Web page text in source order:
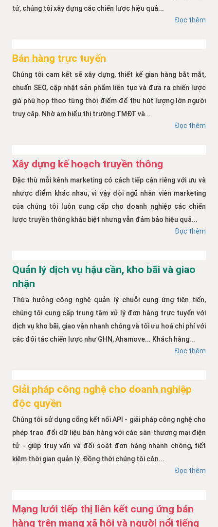
tử, chúng tôi xây dựng các chiến lược hiệu quả...
Đọc thêm
Bán hàng trực tuyến
Chúng tôi cam kết sẽ xây dựng, thiết kế gian hàng bắt mắt,
chuẩn SEO, cập nhật sản phẩm liên tục và đưa ra chiến lược
giá phù hợp theo từng thời điểm để thu hút lượng lớn người
truy cập. Nhờ am hiểu thị trường TMĐT và...
Đọc thêm
Xây dựng kế hoạch truyền thông
Đặc thù mỗi kênh marketing có cách tiếp cận riêng với ưu và
nhược điểm khác nhau, vì vậy đội ngũ nhân viên marketing
của chúng tôi luôn cung cấp cho doanh nghiệp các chiến
lược truyền thông khác biệt nhưng vẫn đảm bảo hiệu quả...
Đọc thêm
Quản lý dịch vụ hậu cần, kho bãi và giao
nhận
Thừa hưởng công nghệ quản lý chuỗi cung ứng tiên tiến,
chúng tôi cung cấp trung tâm xử lý đơn hàng trực tuyến với
dịch vụ kho bãi, giao vận nhanh chóng và tối ưu hoá chi phí với
các đối tác chiến lược như GHN, Ahamove... Khách hàng...
Đọc thêm
Giải pháp công nghệ cho doanh nghiệp
độc quyền
Chúng tôi sử dụng cổng kết nối API - giải pháp công nghệ cho
phép trao đổi dữ liệu bán hàng với các sàn thương mại điện
tử - giúp truy vấn và đối soát đơn hàng nhanh chóng, tiết
kiệm thời gian quản lý. Đồng thời chúng tôi còn...
Đọc thêm
Mạng lưới tiếp thị liên kết cung ứng bán
hàng trên mạng xã hội và người nổi tiếng